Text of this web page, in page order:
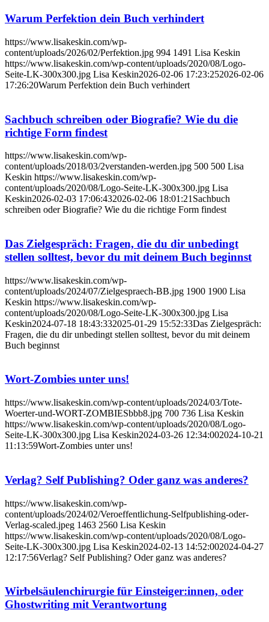
Warum Perfektion dein Buch verhindert
https://www.lisakeskin.com/wp-
content/uploads/2026/02/Perfektion.jpg 994 1491 Lisa Keskin
https://www.lisakeskin.com/wp-content/uploads/2020/08/Logo-
Seite-LK-300x300.jpg Lisa Keskin2026-02-06 17:23:252026-02-06
17:26:20Warum Perfektion dein Buch verhindert
Sachbuch schreiben oder Biografie? Wie du die
richtige Form findest
https://www.lisakeskin.com/wp-
content/uploads/2018/03/2verstanden-werden.jpg 500 500 Lisa
Keskin https://www.lisakeskin.com/wp-
content/uploads/2020/08/Logo-Seite-LK-300x300.jpg Lisa
Keskin2026-02-03 17:06:432026-02-06 18:01:21 Sachbuch
schreiben oder Biografie? Wie du die richtige Form findest
Das Zielgespräch: Fragen, die du dir unbedingt
stellen solltest, bevor du mit deinem Buch beginnst
https://www.lisakeskin.com/wp-
content/uploads/2024/07/Zielgespraech-BB.jpg 1900 1900 Lisa
Keskin https://www.lisakeskin.com/wp-
content/uploads/2020/08/Logo-Seite-LK-300x300.jpg Lisa
Keskin2024-07-18 18:43:332025-01-29 15:52:33Das Zielgespräch:
Fragen, die du dir unbedingt stellen solltest, bevor du mit deinem
Buch beginnst
Wort-Zombies unter uns!
https://www.lisakeskin.com/wp-content/uploads/2024/03/Tote-
Woerter-und-WORT-ZOMBIESbbb8.jpg 700 736 Lisa Keskin
https://www.lisakeskin.com/wp-content/uploads/2020/08/Logo-
Seite-LK-300x300.jpg Lisa Keskin2024-03-26 12:34:002024-10-21
11:13:59Wort-Zombies unter uns!
Verlag? Self Publishing? Oder ganz was anderes?
https://www.lisakeskin.com/wp-
content/uploads/2024/02/Veroeffentlichung-Selfpublishing-oder-
Verlag-scaled.jpeg 1463 2560 Lisa Keskin
https://www.lisakeskin.com/wp-content/uploads/2020/08/Logo-
Seite-LK-300x300.jpg Lisa Keskin2024-02-13 14:52:002024-04-27
12:17:56Verlag? Self Publishing? Oder ganz was anderes?
Wirbelsäulenchirurgie für Einsteiger:innen, oder
Ghostwriting mit Verantwortung